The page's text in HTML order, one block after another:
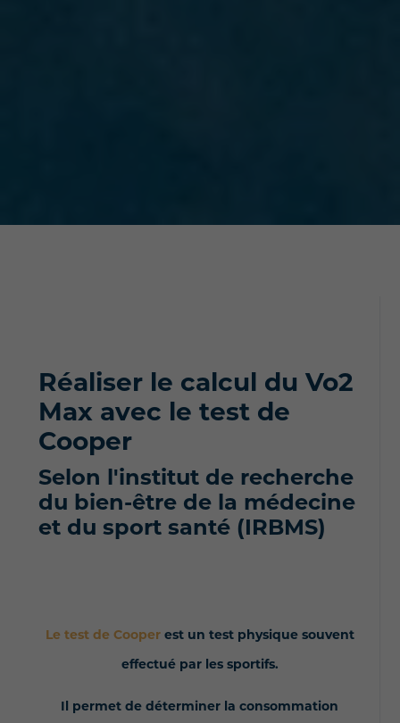
Réaliser le calcul du Vo2
Max avec le test de
Cooper
Selon l'institut de recherche
du bien-être de la médecine
et du sport santé (IRBMS)
Le test de Cooperest un test physique souvent
effectué par les sportifs.
Il permet de déterminer la consommation